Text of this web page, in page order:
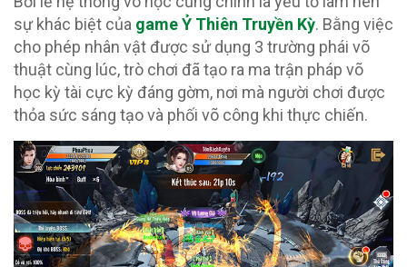
sự khác biệt của game Ỷ Thiên Truyền Kỳ. Bằng việc
cho phép nhân vật được sử dụng 3 trường phái võ
thuật cùng lúc, trò chơi đã tạo ra ma trận pháp võ
học kỳ tài cực kỳ đáng gờm, nơi mà người chơi được
thỏa sức sáng tạo và phối võ công khi thực chiến.